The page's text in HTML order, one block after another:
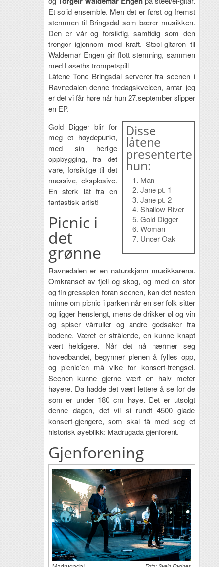
Et solid ensemble. Men det er først og fremst
stemmen til Bringsdal som bærer musikken.
Den er vár og forsiktig, samtidig som den
trenger igjennom med kraft. Steel-gitaren til
Waldemar Engen gir flott stemning, sammen
med Løseths trompetspill.
Låtene Tone Bringsdal serverer fra scenen i
Ravnedalen denne fredagskvelden, antar jeg
er det vi får høre når hun 27.september slipper
en EP.
Disse
låtene
presenterte
hun:
Man
Jane pt. 1
Jane pt. 2
Shallow River
Gold Digger
Woman
Under Oak
Gold Digger blir for
meg et høydepunkt,
med sin herlige
oppbygging, fra det
vare, forsiktige til det
massive, eksplosive.
En sterk låt fra en
fantastisk artist!
Picnic i
det
grønne
Ravnedalen er en naturskjønn musikkarena.
Omkranset av fjell og skog, og med en stor
og fin gressplen foran scenen, kan det nesten
minne om picnic i parken når en ser folk sitter
og ligger henslengt, mens de drikker øl og vin
og spiser vårruller og andre godsaker fra
bodene. Været er strålende, en kunne knapt
vært heldigere. Når det nå nærmer seg
hovedbandet, begynner plenen å fylles opp,
og picnic’en må vike for konsert-trengsel.
Scenen kunne gjerne vært en halv meter
høyere. Da hadde det vært lettere å se for de
som er under 180 cm høye. Det er utsolgt
denne dagen, det vil si rundt 4500 glade
konsert-gjengere, som skal få med seg et
historisk øyeblikk: Madrugada gjenforent.
Gjenforening